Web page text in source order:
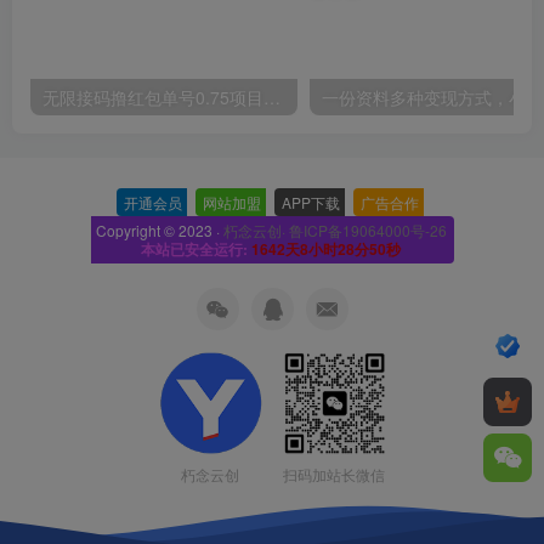
无限接码撸红包单号0.75项目无偿分享给你【揭秘】
开通会员 网站加盟 APP下载 广告合作
Copyright © 2023 · 朽念云创· 鲁ICP备19064000号-26
本站已安全运行: 1642天8小时28分51秒
朽念云创 扫码加站长微信